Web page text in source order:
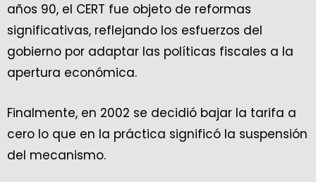
años 90, el CERT fue objeto de reformas
significativas, reflejando los esfuerzos del
gobierno por adaptar las políticas fiscales a la
apertura económica.
Finalmente, en 2002 se decidió bajar la tarifa a
cero lo que en la práctica significó la suspensión
del mecanismo.